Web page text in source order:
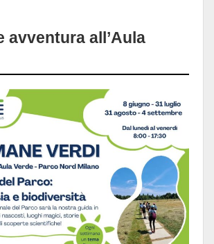
avventura all’Aula